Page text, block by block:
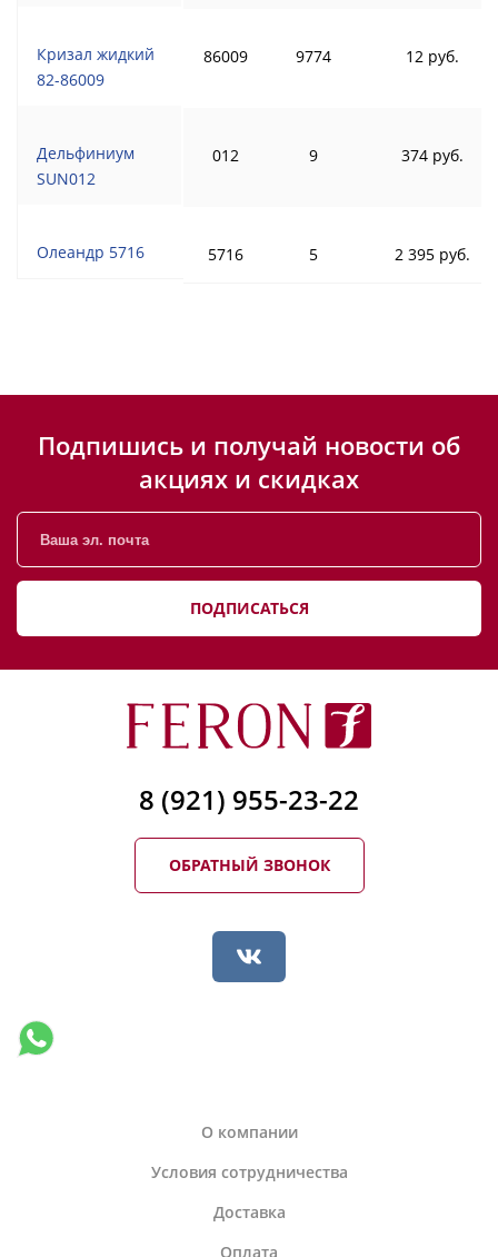
Кризал жидкий
82-86009
Дельфиниум
SUN012
Олеандр 5716
86009 9774 12 руб.
012 9 374 руб.
5716 5 2 395 руб.
Подпишись и получай новости об
акциях и скидках
ПОДПИСАТЬСЯ
8 (921) 955-23-22
ОБРАТНЫЙ ЗВОНОК
О компании
Условия сотрудничества
Доставка
Оплата